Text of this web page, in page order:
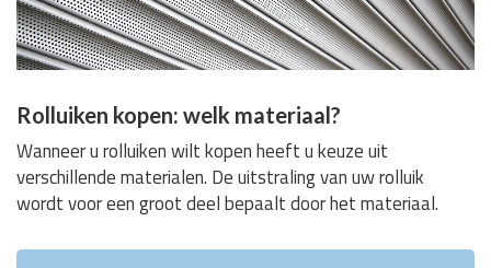
Rolluiken kopen: welk materiaal?
Wanneer u rolluiken wilt kopen heeft u keuze uit
verschillende materialen. De uitstraling van uw rolluik
wordt voor een groot deel bepaalt door het materiaal.